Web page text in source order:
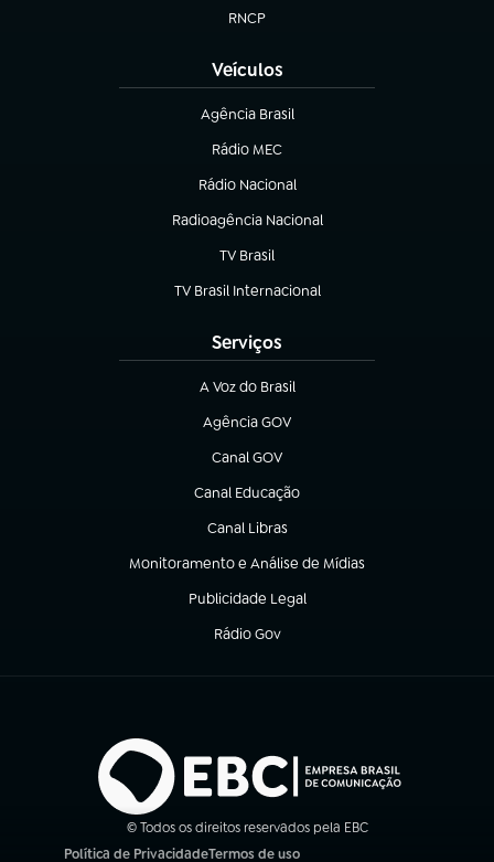
RNCP
(abre em nova aba)
Veículos
Agência Brasil
(abre em nova aba)
Rádio MEC
Rádio Nacional
(abre em nova aba)
Radioagência Nacional
(abre em nova aba)
TV Brasil
(abre em nova aba)
TV Brasil Internacional
(abre em nova aba)
Serviços
A Voz do Brasil
(abre em nova aba)
Agência GOV
(abre em nova aba)
Canal GOV
(abre em nova aba)
Canal Educação
(abre em nova aba)
Canal Libras
(abre em nova aba)
Monitoramento e Análise de Mídias
(abre em nova aba)
Publicidade Legal
(abre em nova aba)
Rádio Gov
(abre em nova aba)
© Todos os direitos reservados pela EBC
Política de PrivacidadeTermos de uso